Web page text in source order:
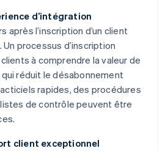
d’intégration
après l’inscription d’un client
processus d’inscription
à comprendre la valeur de
réduit le désabonnement
rapides, des procédures
de contrôle peuvent être
client exceptionnel